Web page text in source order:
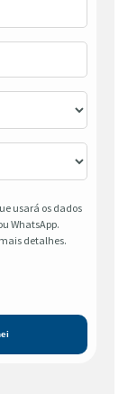
usará os dados
WhatsApp.
detalhes.